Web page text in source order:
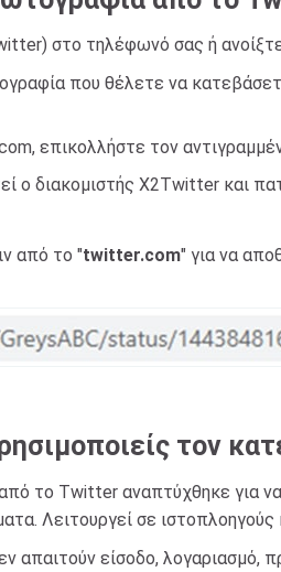
στο τηλέφωνό σας ή
που θέλετε να
επικολλήστε τον
ο διακομιστής X2Twitter και
από το "twitter.com" για να
τον
το Twitter αναπτύχθηκε για
Λειτουργεί σε ιστοπλοηγούς
απαιτούν είσοδο, λογαριασμό,